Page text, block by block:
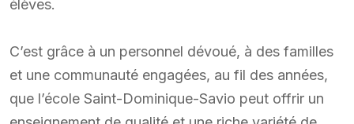
élèves.
C’est grâce à un personnel dévoué, à des familles
et une communauté engagées, au fil des années,
que l’école Saint-Dominique-Savio peut offrir un